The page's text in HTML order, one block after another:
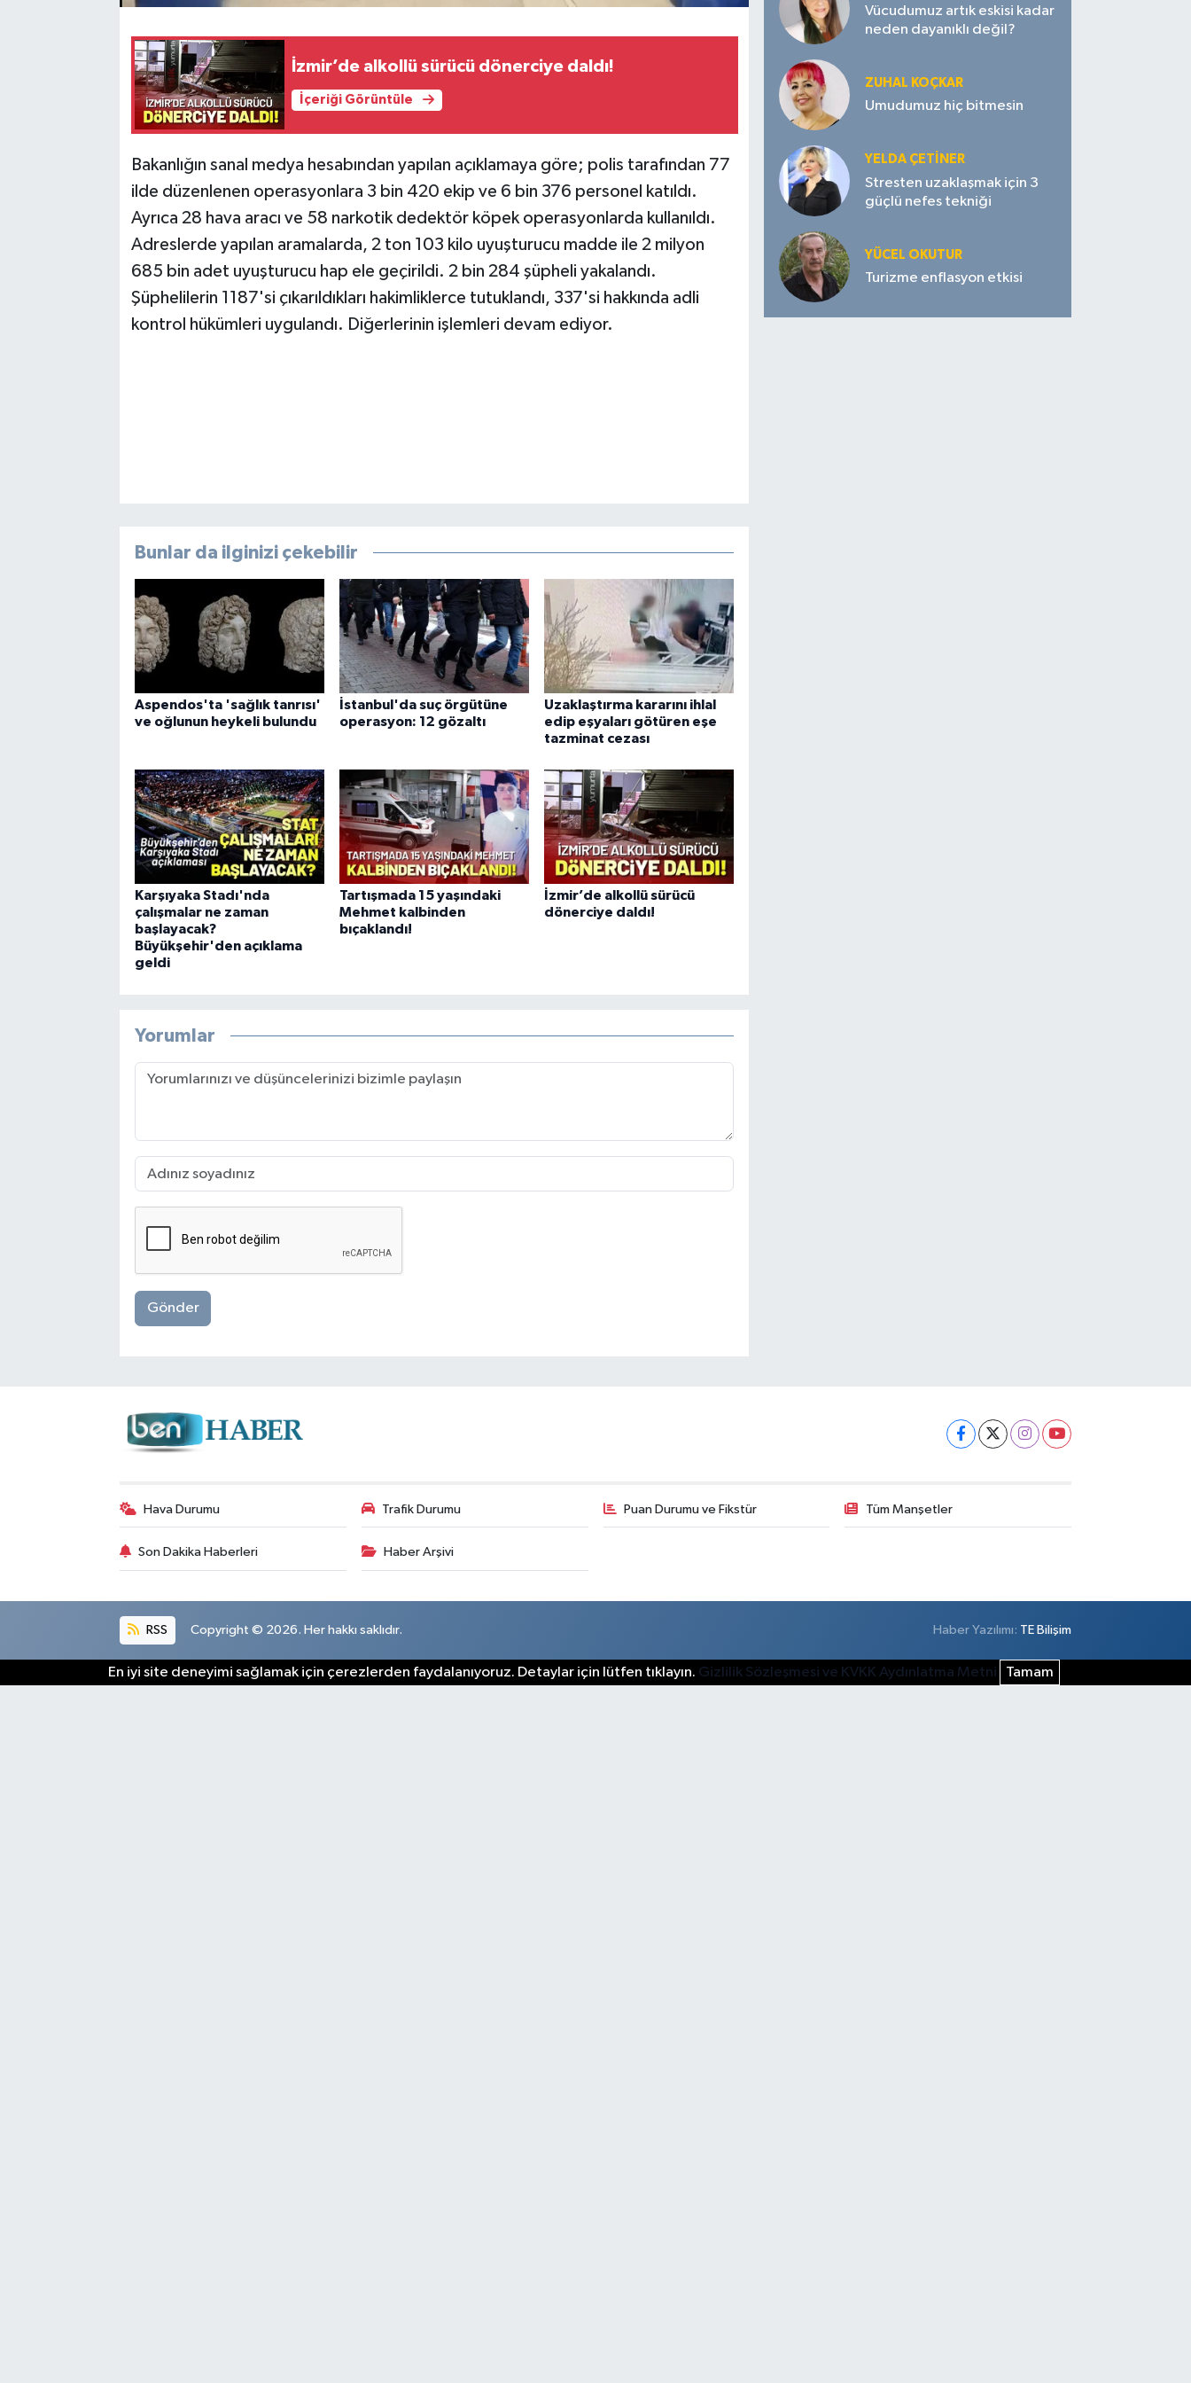
İzmir’de alkollü sürücü dönerciye daldı!
İçeriği Görüntüle
Bakanlığın sanal medya hesabından yapılan açıklamaya göre; polis tarafından 77
ilde düzenlenen operasyonlara 3 bin 420 ekip ve 6 bin 376 personel katıldı.
Ayrıca 28 hava aracı ve 58 narkotik dedektör köpek operasyonlarda kullanıldı.
Adreslerde yapılan aramalarda, 2 ton 103 kilo uyuşturucu madde ile 2 milyon
685 bin adet uyuşturucu hap ele geçirildi. 2 bin 284 şüpheli yakalandı.
Şüphelilerin 1187'si çıkarıldıkları hakimliklerce tutuklandı, 337'si hakkında adli
kontrol hükümleri uygulandı. Diğerlerinin işlemleri devam ediyor.
Bunlar da ilginizi çekebilir
Aspendos'ta 'sağlık tanrısı'
ve oğlunun heykeli bulundu
İstanbul'da suç örgütüne
operasyon: 12 gözaltı
Uzaklaştırma kararını ihlal
edip eşyaları götüren eşe
tazminat cezası
Karşıyaka Stadı'nda
çalışmalar ne zaman
başlayacak?
Büyükşehir'den açıklama
geldi
Tartışmada 15 yaşındaki
Mehmet kalbinden
bıçaklandı!
İzmir’de alkollü sürücü
dönerciye daldı!
Yorumlar
Gönder
Vücudumuz artık eskisi kadar
neden dayanıklı değil?
ZUHAL KOÇKAR
Umudumuz hiç bitmesin
YELDA ÇETİNER
Stresten uzaklaşmak için 3
güçlü nefes tekniği
YÜCEL OKUTUR
Turizme enflasyon etkisi
Hava Durumu Trafik Durumu Puan Durumu ve Fikstür Tüm Manşetler
Son Dakika Haberleri Haber Arşivi
RSS Copyright © 2026. Her hakkı saklıdır. Haber Yazılımı: TE Bilişim
En iyi site deneyimi sağlamak için çerezlerden faydalanıyoruz. Detaylar için lütfen tıklayın. Gizlilik Sözleşmesi ve KVKK Aydınlatma Metni Tamam